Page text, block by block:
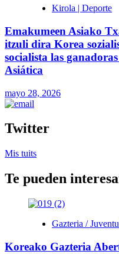
Kirola | Deporte
Emakumeen Asiako
itzuli dira Korea
socialista las
Asiática
mayo 28, 2026
Twitter
Mis tuits
Te pueden
Gazteria /
Koreako Gazteria